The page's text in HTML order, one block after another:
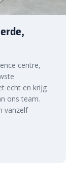
centre,
echt en krijg
ons team.
vanzelf